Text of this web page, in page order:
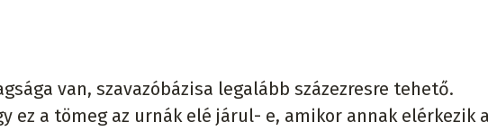
van, szavazóbázisa legalább százezresre tehető.
ez a tömeg az urnák elé járul- e, amikor annak elérkezik